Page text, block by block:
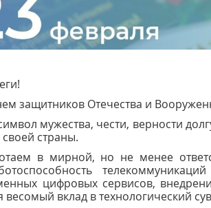
защитников Отечества и
мужества, чести, верности
своей страны.
в мирной, но не менее
цифровых сервисов,
вклад в технологический